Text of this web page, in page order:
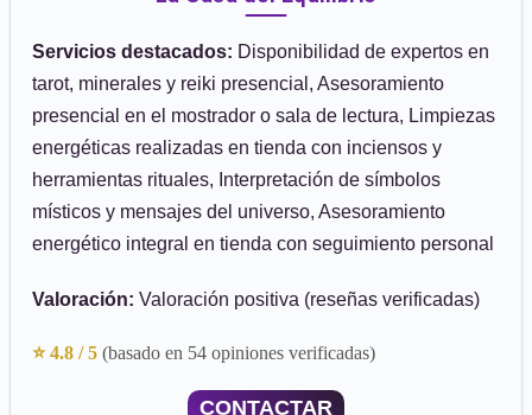
Servicios destacados: Disponibilidad de expertos en
tarot, minerales y reiki presencial, Asesoramiento
presencial en el mostrador o sala de lectura, Limpiezas
energéticas realizadas en tienda con inciensos y
herramientas rituales, Interpretación de símbolos
místicos y mensajes del universo, Asesoramiento
energético integral en tienda con seguimiento personal
Valoración: Valoración positiva (reseñas verificadas)
⭐ 4.8 / 5 (basado en 54 opiniones verificadas)
CONTACTAR